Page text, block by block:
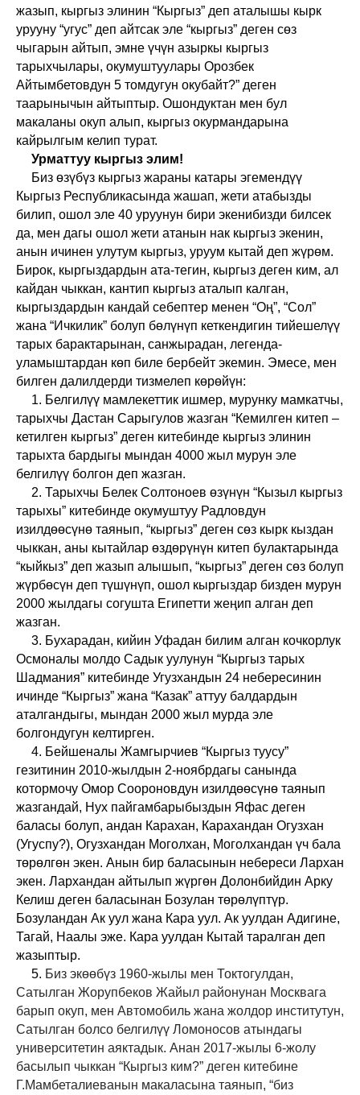
жазып, кыргыз элинин “Кыргыз” деп аталышы кырк
урууну “угус” деп айтсак эле “кыргыз” деген сөз
чыгарын айтып, эмне үчүн азыркы кыргыз
тарыхчылары, окумуштуулары Орозбек
Айтымбетовдун 5 томдугун окубайт?” деген
таарынычын айтыптыр. Ошондуктан мен бул
макаланы окуп алып, кыргыз окурмандарына
кайрылгым келип турат.
Урматтуу кыргыз элим!
Биз өзүбүз кыргыз жараны катары эгемендүү
Кыргыз Республикасында жашап, жети атабызды
билип, ошол эле 40 уруунун бири экенибизди билсек
да, мен дагы ошол жети атанын нак кыргыз экенин,
анын ичинен улутум кыргыз, уруум кытай деп жүрөм.
Бирок, кыргыздардын ата-тегин, кыргыз деген ким, ал
кайдан чыккан, кантип кыргыз аталып калган,
кыргыздардын кандай себептер менен “Оң”, “Сол”
жана “Ичкилик” болуп бөлүнүп кеткендигин тийешелүү
тарых барактарынан, санжырадан, легенда-
уламыштардан көп биле бербейт экемин. Эмесе, мен
билген далилдерди тизмелеп көрөйүн:
1. Белгилүү мамлекеттик ишмер, мурунку мамкатчы,
тарыхчы Дастан Сарыгулов жазган “Кемилген китеп –
кетилген кыргыз” деген китебинде кыргыз элинин
тарыхта бардыгы мындан 4000 жыл мурун эле
белгилүү болгон деп жазган.
2. Тарыхчы Белек Солтоноев өзүнүн “Кызыл кыргыз
тарыхы” китебинде окумуштуу Радловдун
изилдөөсүнө таянып, “кыргыз” деген сөз кырк кыздан
чыккан, аны кытайлар өздөрүнүн китеп булактарында
“кыйкыз” деп жазып алышып, “кыргыз” деген сөз болуп
жүрбөсүн деп түшүнүп, ошол кыргыздар бизден мурун
2000 жылдагы согушта Египетти жеңип алган деп
жазган.
3. Бухарадан, кийин Уфадан билим алган кочкорлук
Осмоналы молдо Садык уулунун “Кыргыз тарых
Шадмания” китебинде Угузхандын 24 небересинин
ичинде “Кыргыз” жана “Казак” аттуу балдардын
аталгандыгы, мындан 2000 жыл мурда эле
болгондугун келтирген.
4. Бейшеналы Жамгырчиев “Кыргыз туусу”
гезитинин 2010-жылдын 2-ноябрдагы санында
котормочу Омор Соороновдун изилдөөсүнө таянып
жазгандай, Нух пайгамбарыбыздын Яфас деген
баласы болуп, андан Карахан, Карахандан Огузхан
(Угуспу?), Огузхандан Моголхан, Моголхандан үч бала
төрөлгөн экен. Анын бир баласынын небереси Лархан
экен. Лархандан айтылып жүргөн Долонбийдин Арку
Келиш деген баласынан Бозулан төрөлүптүр.
Бозуландан Ак уул жана Кара уул. Ак уулдан Адигине,
Тагай, Наалы эже. Кара уулдан Кытай таралган деп
жазыптыр.
5. Биз экөөбүз 1960-жылы мен Токтогулдан,
Сатылган Жорупбеков Жайыл районунан Москвага
барып окуп, мен Автомобиль жана жолдор институтун,
Сатылган болсо белгилүү Ломоносов атындагы
университетин аяктадык. Анан 2017-жылы 6-жолу
басылып чыккан “Кыргыз ким?” деген китебине
Г.Мамбеталиеванын макаласына таянып, “биз